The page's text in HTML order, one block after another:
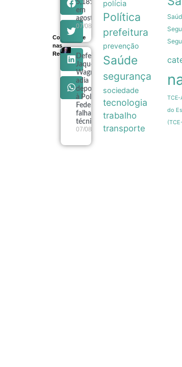
Compartilhe
nas
Redes
5,18%
em
agosto
07/08
Defesa de
Jaques
Wagner
adia
depoimento
à Polícia
Federal por
falhas
técnicas
07/08
polícia
Política
prefeitura
prevenção
Saúde
segurança
sociedade
tecnologia
trabalho
transporte
TCE-
do